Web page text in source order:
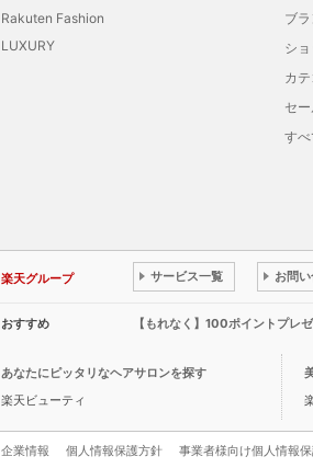
Rakuten Fashion
LUXURY
ブ
シ
カ
セ
す
楽天グループ サービス一覧 お問
おすすめ 【もれなく】100ポイントプレ
あなたにピッタリなヘアサロンを探す
楽天ビューティ
企業情報 個人情報保護方針 事業者様向け個人情報